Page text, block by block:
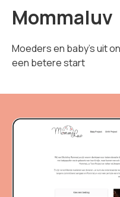
Home
Gevallen
Diensten
Missie
Mommaluv
Moeders en baby's uit
een betere start